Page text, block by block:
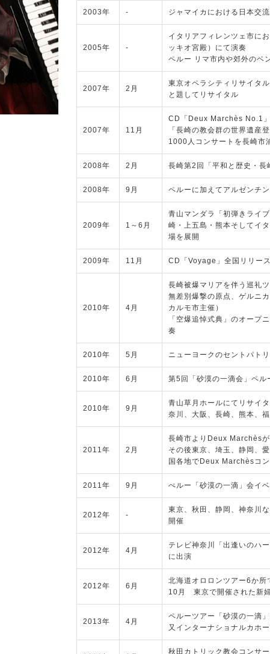
2003年 - ジャマイカにおける日本交
2005年 -
イタリアフィレンツェ市に
ッキオ宮殿）にて演奏
ペルー リマ市内や郊外のベ
2007年 2月
東京オペラシティリサイタ
と題してリサイタル
2007年 11月
CD「Deux Marchès No.1
「長崎の教会群の世界遺産
1000人コンサートを長崎市
2008年 2月 長崎第2回「平和と歴史・長
2008年 9月 ペルーに加えてアルゼンチ
2009年 1～6月
青山マンダラ「初弾きライ
崎・上五島・熊本そしてイ
場を展開
2009年 11月 CD「Voyage」全国リリース
2010年 4月
長崎被爆マリアを伴う巡礼
無差別爆撃の原点、ゲルニ
カルモ市主催）
「空爆追悼式典」のオープ
奏
2010年 5月 ニューヨークのセントパト
2010年 6月 第5回「砂漠の一滴会」ペル
2010年 9月
青山草月ホールにてリサイ
奈川、大阪、長崎、熊本、
2011年 2月
長崎市よりDeux Marchèsが
その後東京、埼玉、静岡、
国各地でDeux Marchèsコ
2011年 9月 ぺルー「砂漠の一滴」会イ
2012年 -
東京、秋田、静岡、神奈川
開催
2012年 4月
テレビ神奈川「出逢いのハ
に出演
2012年 6月
北海道オロロンツアー6か所
10月 東京で開催された新
2013年 4月
ペルーツアー「砂漠の一滴
又インターナショナルカホ
秋田カトリック教会コンサ